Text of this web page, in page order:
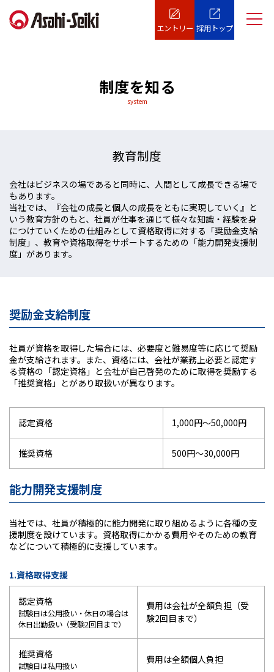
エントリー 採用トップ
制度を知る
system
教育制度
会社はビジネスの場であると同時に、人間として成長できる場で
もあります。
当社では、『会社の成長と個人の成長をともに実現していく』と
いう教育方針のもと、社員が仕事を通じて様々な知識・経験を身
につけていくための仕組みとして資格取得に対する「奨励金支給
制度」、教育や資格取得をサポートするための「能力開発支援制
度」があります。
奨励金支給制度
社員が資格を取得した場合には、必要度と難易度等に応じて奨励
金が支給されます。また、資格には、会社が業務上必要と認定す
る資格の「認定資格」と会社が自己啓発のために取得を奨励する
「推奨資格」とがあり取扱いが異なります。
認定資格 1,000円～50,000円
推奨資格 500円～30,000円
能力開発支援制度
当社では、社員が積極的に能力開発に取り組めるように各種の支
援制度を設けています。資格取得にかかる費用やそのための教育
などについて積極的に支援しています。
1.資格取得支援
認定資格
試験日は公用扱い・休日の場合は
休日出勤扱い（受験2回目まで）
費用は会社が全額負担（受
験2回目まで）
推奨資格
試験日は私用扱い
費用は全額個人負担